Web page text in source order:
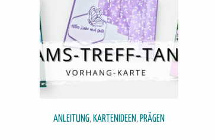
ANLEITUNG, KARTENIDEEN, PRÄGEN